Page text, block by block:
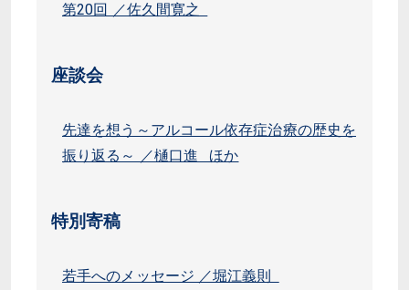
第20回 ／佐久間寛之
座談会
先達を想う～アルコール依存症治療の歴史を
振り返る～ ／樋口進 ほか
特別寄稿
若手へのメッセージ ／堀江義則